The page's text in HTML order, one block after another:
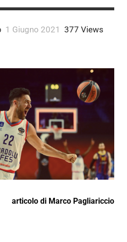
1 Giugno 2021 377 Views
articolo di Marco Pagliariccio